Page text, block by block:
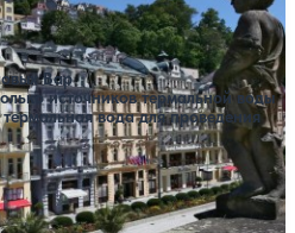
Вар
источников термальной воды
вода для проведения
Крытый бассейн SPA
мест на выбранные даты
вариант